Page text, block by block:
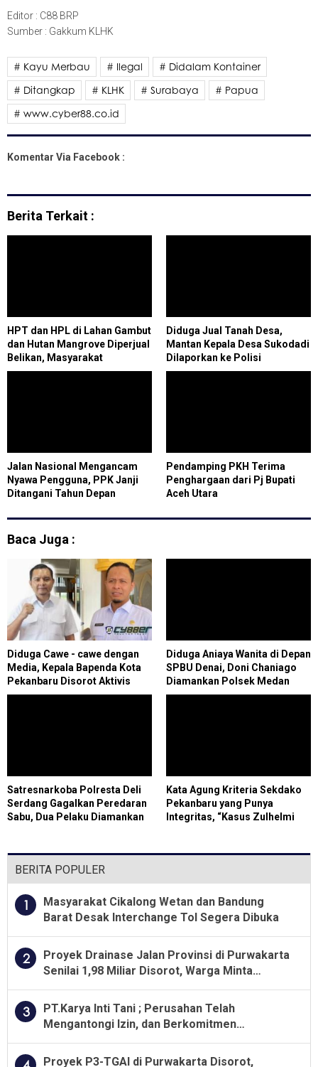
Editor : C88 BRP
Sumber : Gakkum KLHK
# Kayu Merbau # Ilegal
# Didalam Kontainer
# Ditangkap
# KLHK # Surabaya
# Papua
# www.cyber88.co.id
Komentar Via Facebook :
Berita Terkait :
HPT dan HPL di Lahan Gambut
dan Hutan Mangrove Diperjual
Belikan, Masyarakat
Pertanyakan Pengawasan
Diduga Jual Tanah Desa,
Mantan Kepala Desa Sukodadi
Dilaporkan ke Polisi
Jalan Nasional Mengancam
Nyawa Pengguna, PPK Janji
Ditangani Tahun Depan
Pendamping PKH Terima
Penghargaan dari Pj Bupati
Aceh Utara
Baca Juga :
Diduga Cawe - cawe dengan
Media, Kepala Bapenda Kota
Pekanbaru Disorot Aktivis
Diduga Aniaya Wanita di Depan
SPBU Denai, Doni Chaniago
Diamankan Polsek Medan
Area
Satresnarkoba Polresta Deli
Serdang Gagalkan Peredaran
Sabu, Dua Pelaku Diamankan
Kata Agung Kriteria Sekdako
Pekanbaru yang Punya
Integritas, “Kasus Zulhelmi
BERITA POPULER
1
Masyarakat Cikalong Wetan dan Bandung
Barat Desak Interchange Tol Segera Dibuka
2
Proyek Drainase Jalan Provinsi di Purwakarta
Senilai 1,98 Miliar Disorot, Warga Minta
3
PT.Karya Inti Tani ; Perusahan Telah
Mengantongi Izin, dan Berkomitmen
Proyek P3-TGAI di Purwakarta Disorot,